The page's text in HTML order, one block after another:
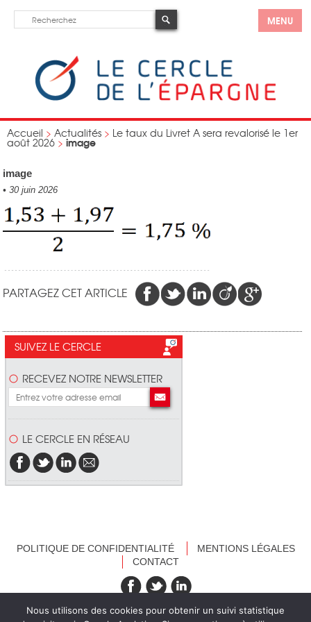
MENU
Accueil > Actualités > Le taux du Livret A sera revalorisé le 1er
août 2026 > image
image
• 30 juin 2026
PARTAGEZ CET ARTICLE
SUIVEZ LE CERCLE
RECEVEZ NOTRE NEWSLETTER
LE CERCLE EN RÉSEAU
POLITIQUE DE CONFIDENTIALITÉ
MENTIONS LÉGALES
CONTACT
recevez nos newsletters
Nous utilisons des cookies pour obtenir un suivi statistique